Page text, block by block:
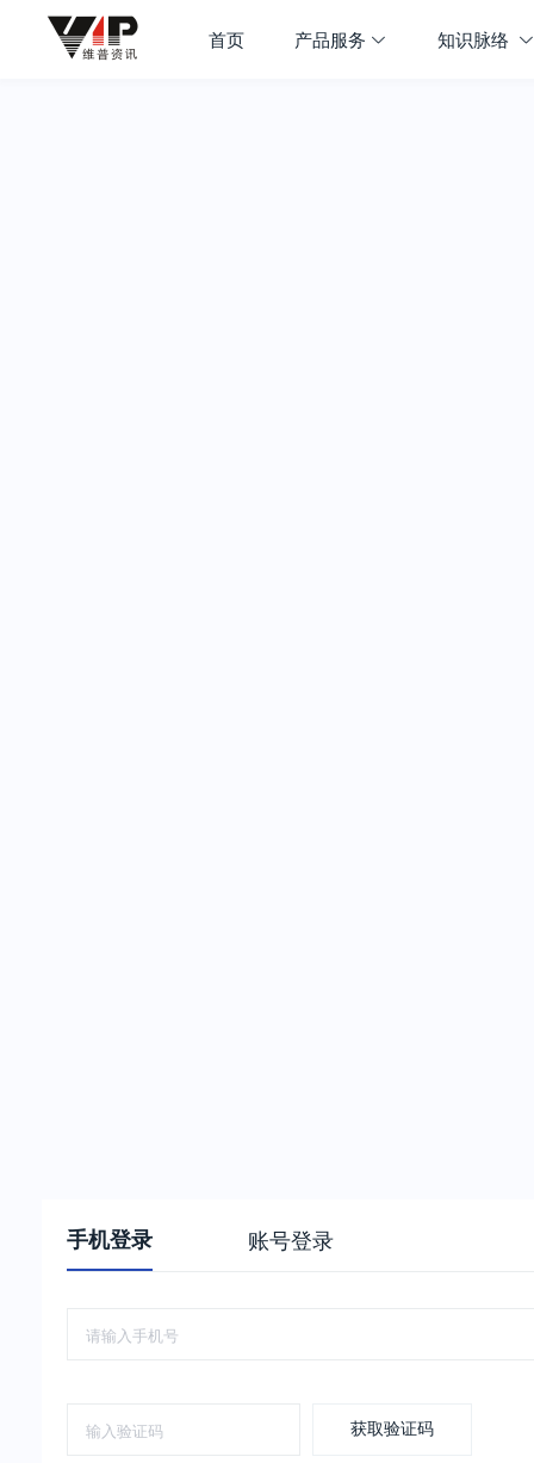
首页 产品服务 知识脉络
手机登录 账号登录
获取验证码